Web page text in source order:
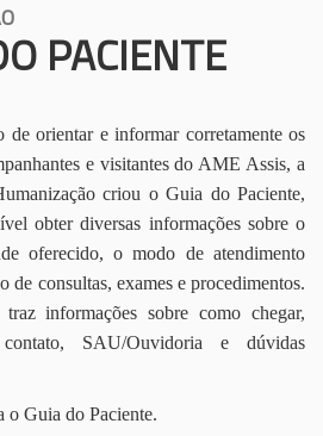
PACIENTE
de orientar e informar corretamente os
e visitantes do AME Assis, a
criou o Guia do Paciente,
obter diversas informações sobre o
oferecido, o modo de atendimento
de consultas, exames e procedimentos.
informações sobre como chegar,
SAU/Ouvidoria e dúvidas
o Guia do Paciente.